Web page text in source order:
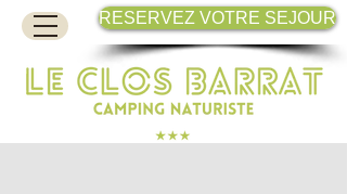
RESERVEZ VOTRE SEJOUR